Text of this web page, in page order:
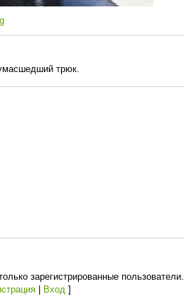
трюк.
зарегистрированные пользователи.
| Вход]